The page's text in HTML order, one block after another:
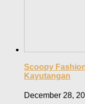
Scoopy
Kayutangan
December 28,